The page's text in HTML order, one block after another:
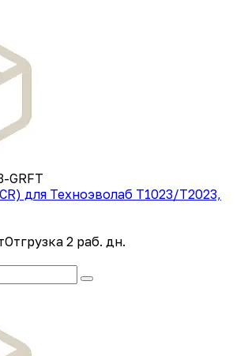
GRFT
для Техноэволаб Т1023/Т2023,
Отгрузка 2 раб. дн.